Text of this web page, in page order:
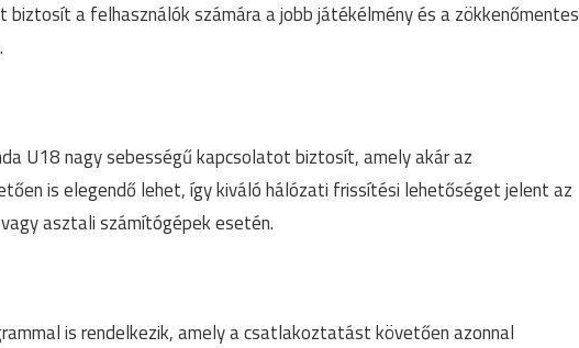
a felhasználók számára a jobb játékélmény és a zökkenőmentes
U18 nagy sebességű kapcsolatot biztosít, amely akár az
is elegendő lehet, így kiváló hálózati frissítési lehetőséget jelent az
asztali számítógépek esetén.
is rendelkezik, amely a csatlakoztatást követően azonnal